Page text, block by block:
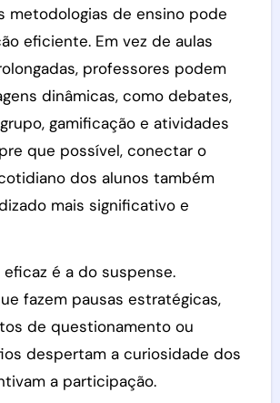
metodologias de ensino pode
eficiente. Em vez de aulas
professores podem
dinâmicas, como debates,
gamificação e atividades
que possível, conectar o
dos alunos também
mais significativo e
é a do suspense.
fazem pausas estratégicas,
de questionamento ou
despertam a curiosidade dos
a participação.